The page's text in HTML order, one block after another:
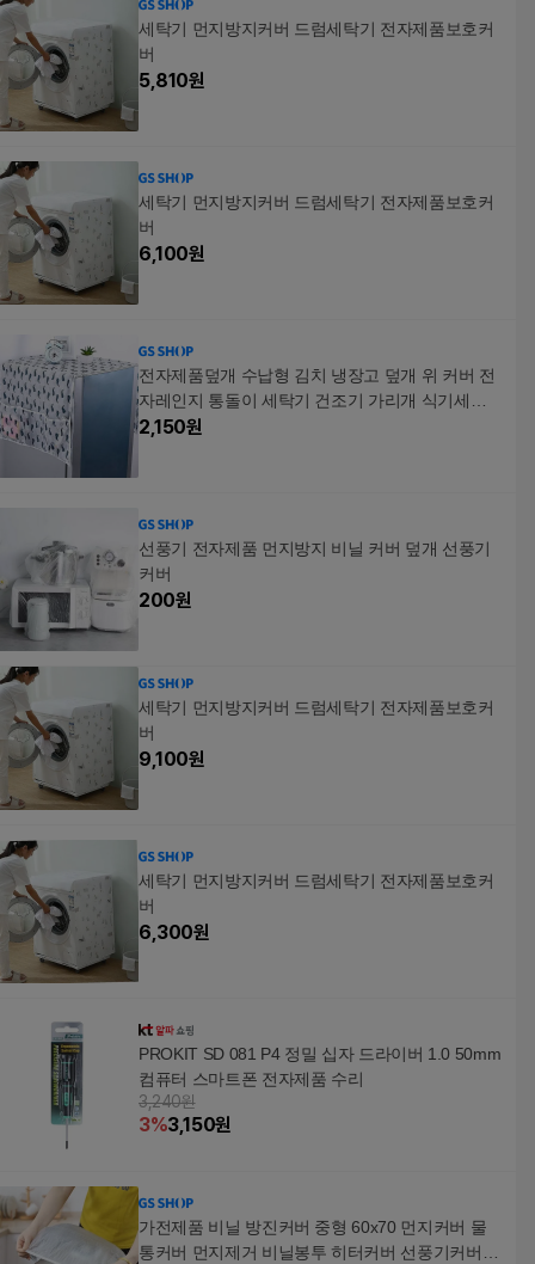
세탁기 먼지방지커버 드럼세탁기 전자제품보호커
버
5,810원
세탁기 먼지방지커버 드럼세탁기 전자제품보호커
버
6,100원
전자제품덮개 수납형 김치 냉장고 덮개 위 커버 전
자레인지 통돌이 세탁기 건조기 가리개 식기세척
기 드럼 전자렌지 방수
2,150원
선풍기 전자제품 먼지방지 비닐 커버 덮개 선풍기
커버
200원
세탁기 먼지방지커버 드럼세탁기 전자제품보호커
버
9,100원
세탁기 먼지방지커버 드럼세탁기 전자제품보호커
버
6,300원
PROKIT SD 081 P4 정밀 십자 드라이버 1.0 50mm
컴퓨터 스마트폰 전자제품 수리
3,240원
3%3,150원
가전제품 비닐 방진커버 중형 60x70 먼지커버 물
통커버 먼지제거 비닐봉투 히터커버 선풍기커버